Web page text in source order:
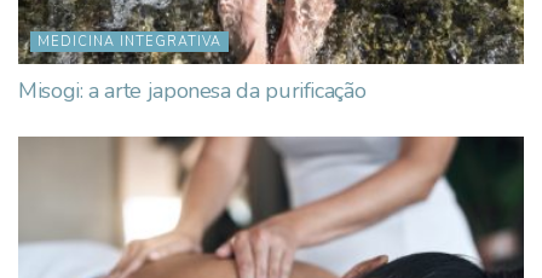
MEDICINA INTEGRATIVA
Misogi: a arte japonesa da purificação